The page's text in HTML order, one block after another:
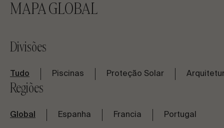
MAPA GLOBAL
Divisões
Tudo Piscinas Proteção Solar
Regiões
Global Espanha Francia Portugal